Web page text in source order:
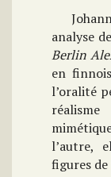
analyse
Berlin
en
l’oralité
l’autre,
figures